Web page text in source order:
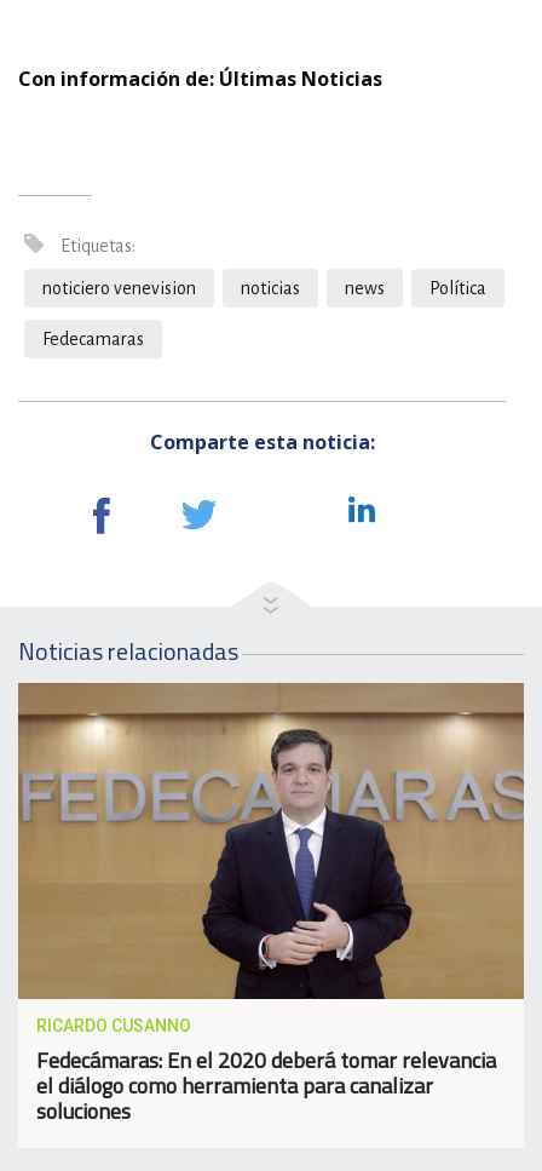
Con información de: Últimas Noticias
Etiquetas:
noticiero venevision noticias news Política
Fedecamaras
Comparte esta noticia:
Noticias relacionadas
RICARDO CUSANNO
Fedecámaras: En el 2020 deberá tomar relevancia
el diálogo como herramienta para canalizar
soluciones